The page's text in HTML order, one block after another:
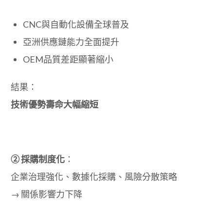
CNC與自動化設備全球普及
亞洲供應鏈能力全面提升
OEM品質差距顯著縮小
結果：
技術優勢壽命大幅縮短
② 採購制度化 ：
企業治理強化、數據化採購、風險分散策略
→ 關係影響力下降